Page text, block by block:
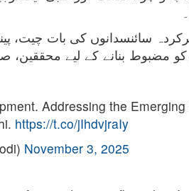
آئی سی 2025 میں سرکردہ سائنسدانوں
کو مضبوط بنانے کے لیے
Addressing the
https://t.co/jIhdvjraIy
November 3, 2025